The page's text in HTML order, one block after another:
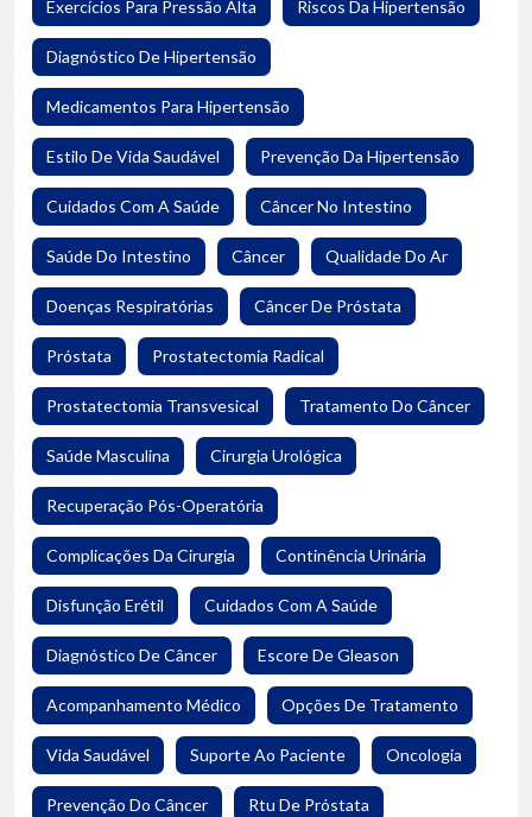
Exercícios Para Pressão Alta Riscos Da Hipertensão
Diagnóstico De Hipertensão
Medicamentos Para Hipertensão
Estilo De Vida Saudável Prevenção Da Hipertensão
Cuidados Com A Saúde Câncer No Intestino
Saúde Do Intestino Câncer Qualidade Do Ar
Doenças Respiratórias Câncer De Próstata
Próstata Prostatectomia Radical
Prostatectomia Transvesical Tratamento Do Câncer
Saúde Masculina Cirurgia Urológica
Recuperação Pós-Operatória
Complicações Da Cirurgia Continência Urinária
Disfunção Erétil Cuidados Com A Saúde
Diagnóstico De Câncer Escore De Gleason
Acompanhamento Médico Opções De Tratamento
Vida Saudável Suporte Ao Paciente Oncologia
Prevenção Do Câncer Rtu De Próstata